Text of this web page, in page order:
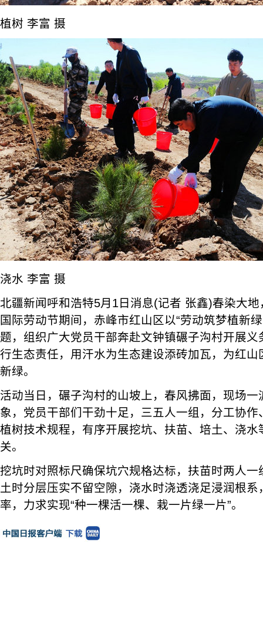
植树 李富 摄
浇水 李富 摄
北疆新闻呼和浩特5月1日消息(记者 张鑫)春染大地
国际劳动节期间，赤峰市红山区以“劳动筑梦植新
题，组织广大党员干部奔赴文钟镇碾子沟村开展
行生态责任，用汗水为生态建设添砖加瓦，为红
新绿。
活动当日，碾子沟村的山坡上，春风拂面，现场
象，党员干部们干劲十足，三五人一组，分工协
植树技术规程，有序开展挖坑、扶苗、培土、浇
关。
挖坑时对照标尺确保坑穴规格达标，扶苗时两人
土时分层压实不留空隙，浇水时浇透浇足浸润根
率，力求实现“种一棵活一棵、栽一片绿一片”。